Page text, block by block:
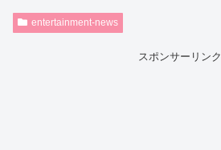
entertainment-news
スポンサーリンク